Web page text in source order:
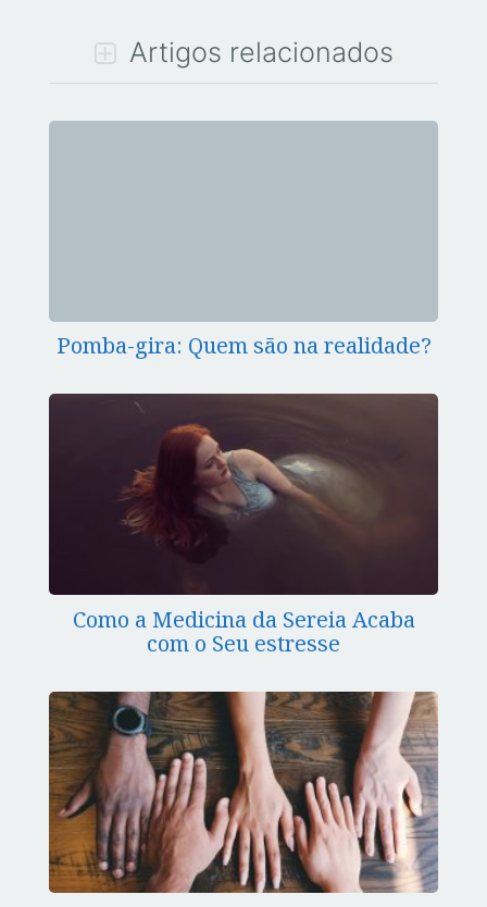
Artigos relacionados
Pomba-gira: Quem são na realidade?
Como a Medicina da Sereia Acaba
com o Seu estresse